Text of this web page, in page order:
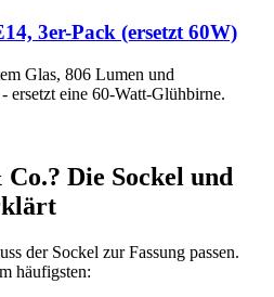
3er-Pack (ersetzt 60W)
Glas, 806 Lumen und
eine 60-Watt-Glühbirne.
Die Sockel und
der Sockel zur Fassung passen.
häufigsten: